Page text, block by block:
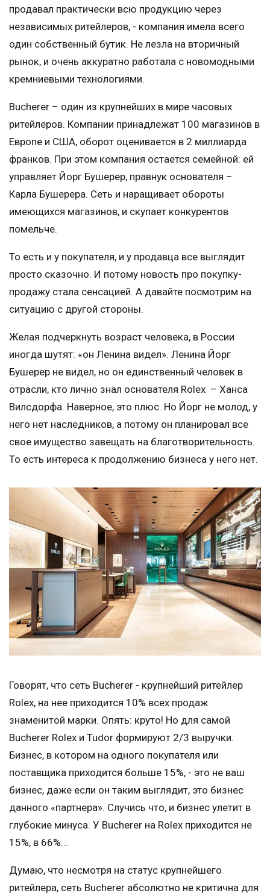
продавал практически всю продукцию через
независимых ритейлеров, - компания имела всего
один собственный бутик. Не лезла на вторичный
рынок, и очень аккуратно работала с новомодными
кремниевыми технологиями.
Bucherer – один из крупнейших в мире часовых
ритейлеров. Компании принадлежат 100 магазинов в
Европе и США, оборот оценивается в 2 миллиарда
франков. При этом компания остается семейной: ей
управляет Йорг Бушерер, правнук основателя –
Карла Бушерера. Сеть и наращивает обороты
имеющихся магазинов, и скупает конкурентов
помельче.
То есть и у покупателя, и у продавца все выглядит
просто сказочно. И потому новость про покупку-
продажу стала сенсацией. А давайте посмотрим на
ситуацию с другой стороны.
Желая подчеркнуть возраст человека, в России
иногда шутят: «он Ленина видел». Ленина Йорг
Бушерер не видел, но он единственный человек в
отрасли, кто лично знал основателя Rolex – Ханса
Вилсдорфа. Наверное, это плюс. Но Йорг не молод, у
него нет наследников, а потому он планировал все
свое имущество завещать на благотворительность.
То есть интереса к продолжению бизнеса у него нет.
Говорят, что сеть Bucherer - крупнейший ритейлер
Rolex, на нее приходится 10% всех продаж
знаменитой марки. Опять: круто! Но для самой
Bucherer Rolex и Tudor формируют 2/3 выручки.
Бизнес, в котором на одного покупателя или
поставщика приходится больше 15%, - это не ваш
бизнес, даже если он таким выглядит, это бизнес
данного «партнера». Случись что, и бизнес улетит в
глубокие минуса. У Bucherer на Rolex приходится не
15%, в 66%...
Думаю, что несмотря на статус крупнейшего
ритейлера, сеть Bucherer абсолютно не критична для